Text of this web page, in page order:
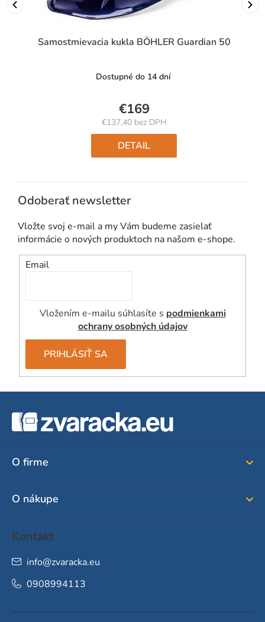
Samostmievacia kukla BÖHLER Guardian 50
Dostupné do 14 dní
€169
€137,40 bez DPH
Jednotková
cena:
DETAIL
Odoberať newsletter
Vložte svoj e-mail a my Vám budeme zasielať
informácie o nových produktoch na našom e-shope.
Email
Vložením e-mailu súhlasíte s podmienkami
ochrany osobných údajov
PRIHLÁSIŤ SA
O firme
O nákupe
Kontakt
info@zvaracka.eu
0908994113